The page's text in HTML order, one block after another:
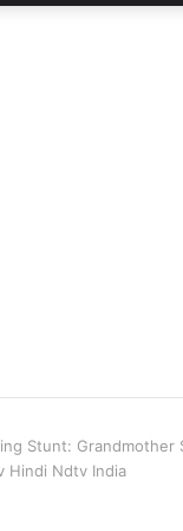
Stunt: Grandmother
Hindi Ndtv India